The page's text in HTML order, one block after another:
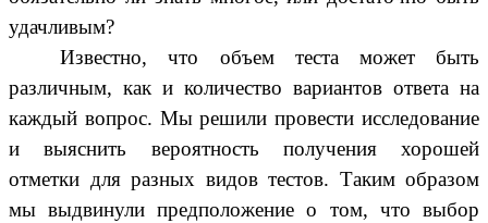
удачливым?
Известно, что объем теста может быть
различным, как и количество вариантов ответа на
каждый вопрос. Мы решили провести исследование
и выяснить вероятность получения хорошей
отметки для разных видов тестов. Таким образом
мы выдвинули предположение о том, что выбор